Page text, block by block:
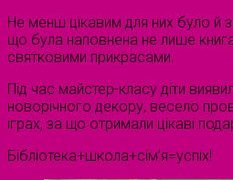
Не менш цікавим для них було й
що була наповнена не лише
святковими прикрасами.
Під час майстер-класу діти
новорічного декору, весело
іграх, за що отримали цікаві
Бібліотека+школа+сім’я=успіх!